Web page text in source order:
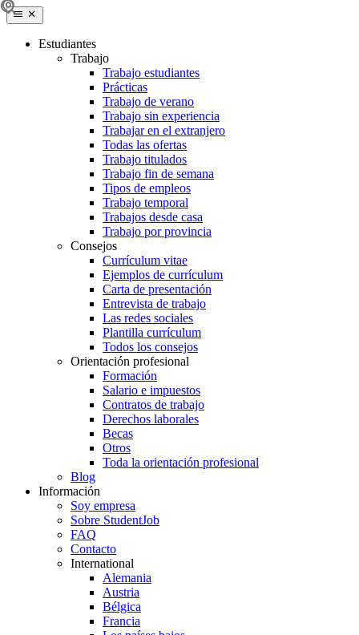
Estudiantes
Trabajo
Trabajo estudiantes
Prácticas
Trabajo de verano
Trabajo sin experiencia
Trabajar en el extranjero
Todas las ofertas
Trabajo titulados
Trabajo fin de semana
Tipos de empleos
Trabajo temporal
Trabajos desde casa
Trabajo por provincia
Consejos
Currículum vitae
Ejemplos de currículum
Carta de presentación
Entrevista de trabajo
Las redes sociales
Plantilla currículum
Todos los consejos
Orientación profesional
Formación
Salario e impuestos
Contratos de trabajo
Derechos laborales
Becas
Otros
Toda la orientación profesional
Blog
Información
Soy empresa
Sobre StudentJob
FAQ
Contacto
International
Alemania
Austria
Bélgica
Francia